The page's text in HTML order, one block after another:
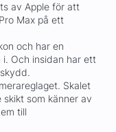
av Apple för att
Max på ett
och har en
i. Och insidan har ett
Skalet
som känner av
till